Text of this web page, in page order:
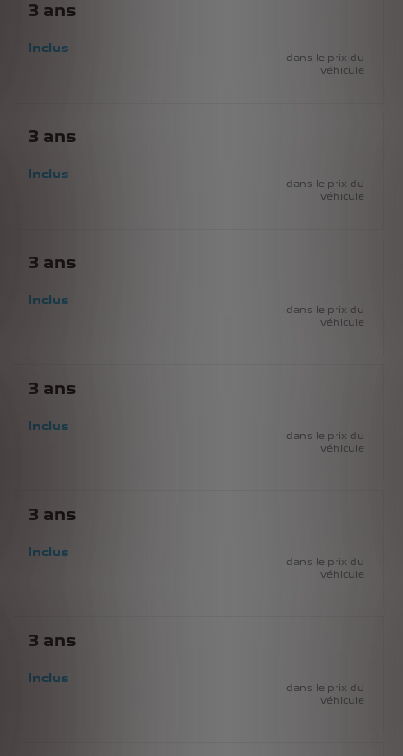
3 ans
Inclus
dans le prix du
véhicule
3 ans
Inclus
dans le prix du
véhicule
3 ans
Inclus
dans le prix du
véhicule
3 ans
Inclus
dans le prix du
véhicule
3 ans
Inclus
dans le prix du
véhicule
3 ans
Inclus
dans le prix du
véhicule